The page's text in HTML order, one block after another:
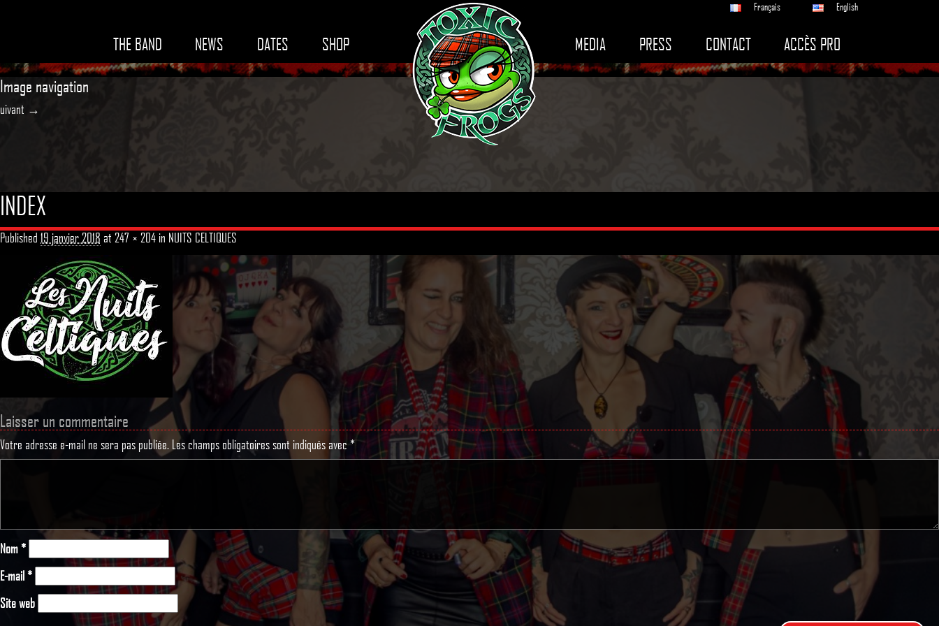
Français English
THE BAND NEWS DATES SHOP MEDIA PRESS CONTACT ACCÈS PRO
Image navigation
uivant →
INDEX
Published 19 janvier 2018 at 247 × 204 in NUITS CELTIQUES
Laisser un commentaire
Votre adresse e-mail ne sera pas publiée. Les champs obligatoires sont indiqués avec *
Nom*
E-mail*
Site web